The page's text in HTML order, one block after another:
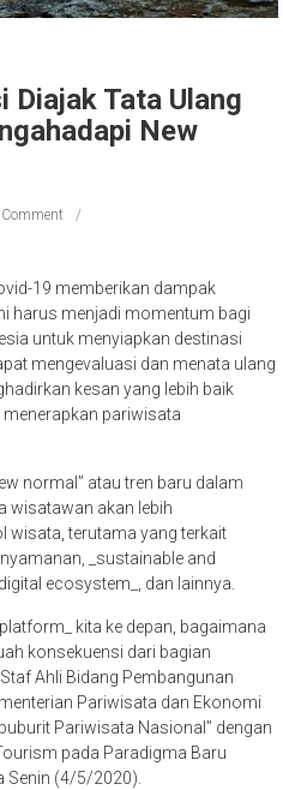
Diajak Tata Ulang
New
19 memberikan dampak
harus menjadi momentum bagi
untuk menyiapkan destinasi
mengevaluasi dan menata ulang
kesan yang lebih baik
pariwisata
normal” atau tren baru dalam
wisatawan akan lebih
terutama yang terkait
_sustainable and
ecosystem_, dan lainnya.
kita ke depan, bagaimana
konsekuensi dari bagian
Ahli Bidang Pembangunan
Pariwisata dan Ekonomi
Pariwisata Nasional” dengan
pada Paradigma Baru
Senin (4/5/2020).